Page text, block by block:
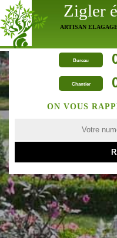
Zigler
ARTISAN
Bureau
Chantier
ON VOUS